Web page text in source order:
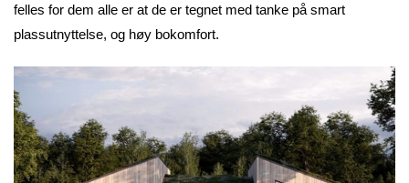
felles for dem alle er at de er tegnet med tanke på smart
plassutnyttelse, og høy bokomfort.